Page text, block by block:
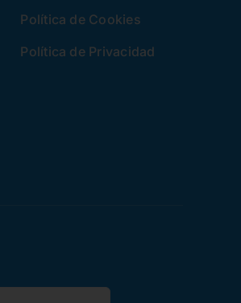
Política de Cookies
Política de Privacidad